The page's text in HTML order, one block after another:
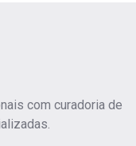
com curadoria de